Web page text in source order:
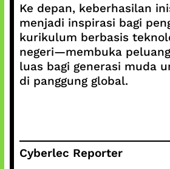
Ke depan, keberhasilan
menjadi inspirasi bagi
kurikulum berbasis
negeri—membuka
luas bagi generasi muda
di panggung global.
Cyberlec Reporter